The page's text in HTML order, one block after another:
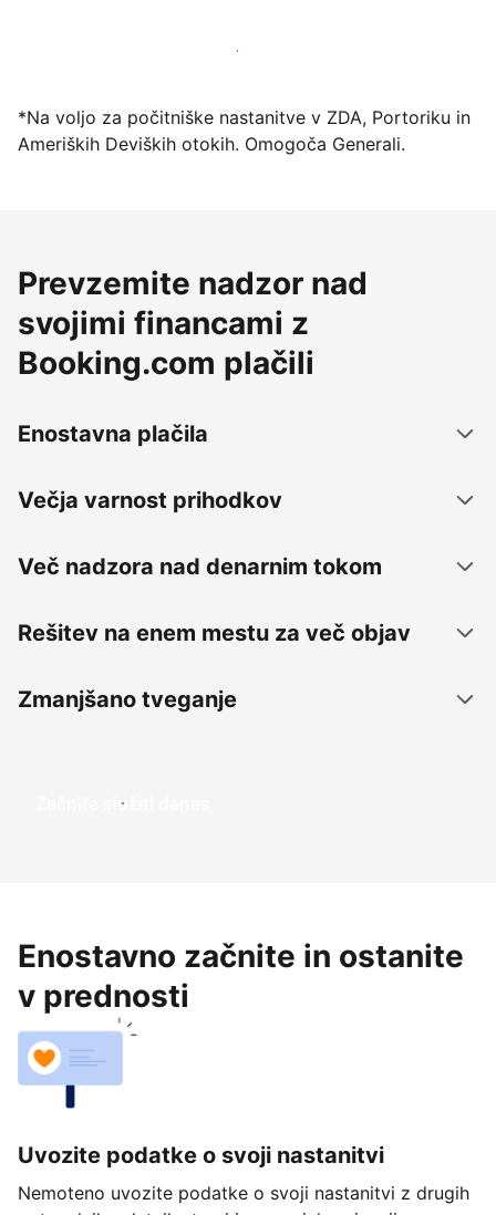
Danes ponudite nastanitev prek naše platforme
*Na voljo za počitniške nastanitve v ZDA, Portoriku in
Ameriških Deviških otokih. Omogoča Generali.
Prevzemite nadzor nad
svojimi financami z
Booking.com plačili
Enostavna plačila
Večja varnost prihodkov
Več nadzora nad denarnim tokom
Rešitev na enem mestu za več objav
Zmanjšano tveganje
Začnite služiti danes
Enostavno začnite in ostanite
v prednosti
Uvozite podatke o svoji nastanitvi
Nemoteno uvozite podatke o svoji nastanitvi z drugih